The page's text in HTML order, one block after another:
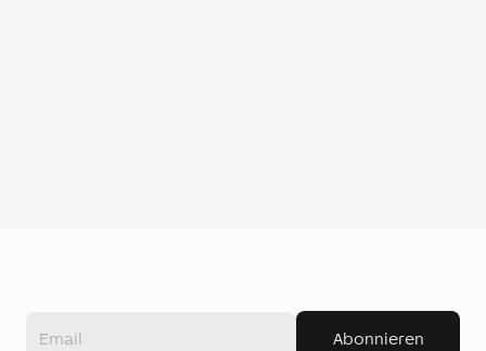
Abonnieren